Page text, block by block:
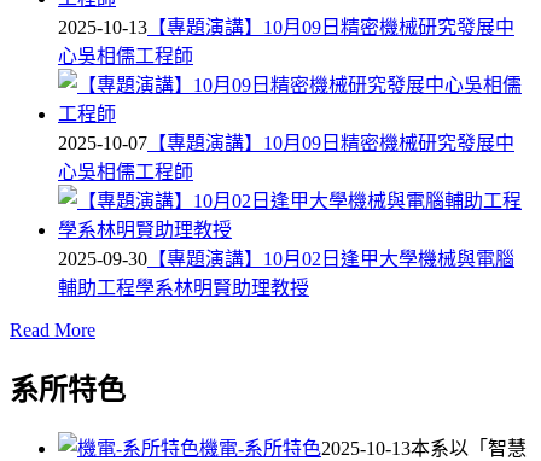
2025-10-13 【專題演講】10月09日精密機械研究發展中
心吳相儒工程師
2025-10-07 【專題演講】10月09日精密機械研究發展中
心吳相儒工程師
2025-09-30 【專題演講】10月02日逢甲大學機械與電腦
輔助工程學系林明賢助理教授
Read More
系所特色
機電-系所特色2025-10-13本系以「智慧